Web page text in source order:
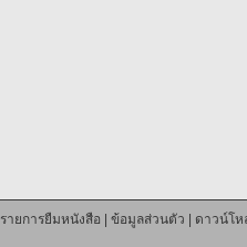
รายการยืมหนังสือ ข้อมูลส่วนตัว ดาวน์โห